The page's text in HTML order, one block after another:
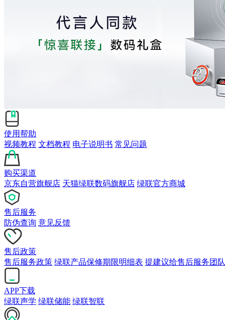
使用帮助
视频教程 文档教程 电子说明书 常见问题
购买渠道
京东自营旗舰店 天猫绿联数码旗舰店 绿联官方商城
售后服务
防伪查询 意见反馈
售后政策
售后服务政策 绿联产品保修期限明细表 提建议给售后服务团队
APP下载
绿联声学 绿联储能 绿联智联